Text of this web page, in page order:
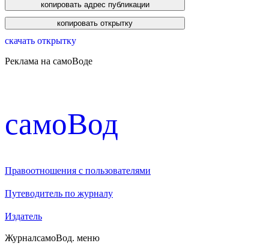
скачать открытку
Реклама на самоВоде
cамоВод
Правоотношения с пользователями
Путеводитель по журналу
Издатель
ЖурналсамоВод. меню